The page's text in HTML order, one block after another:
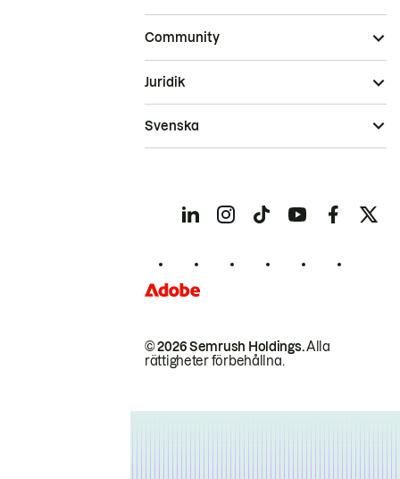
Community
© 2026 Semrush Holdings.Alla
rättigheter förbehållna.
Juridik
Svenska